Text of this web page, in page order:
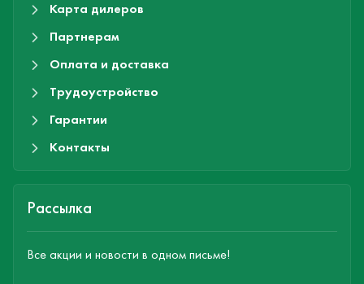
Карта дилеров
Партнерам
Оплата и доставка
Трудоустройство
Гарантии
Контакты
Рассылка
Все акции и новости в одном письме!